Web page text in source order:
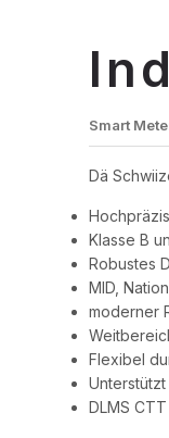
Smart
Dä
Klasse B
Robustes
MID,
moderner
Flexibel
Unterstützt
DLMS